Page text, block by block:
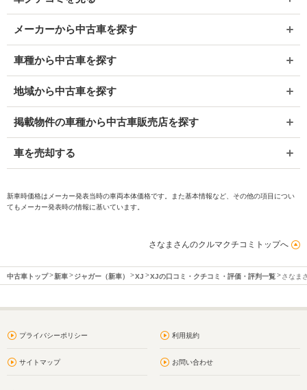
メーカーから中古車を探す
車種から中古車を探す
地域から中古車を探す
掲載物件の車種から中古車販売店を探す
車を売却する
新車時価格はメーカー発表当時の車両本体価格です。また基本情報など、その他の項目につい
てもメーカー発表時の情報に基いています。
さなまさんのクルマクチコミトップへ
中古車トップ 新車 ジャガー（新車） XJ XJの口コミ・クチコミ・評価・評判一覧 さなま
プライバシーポリシー 利用規約
サイトマップ お問い合わせ